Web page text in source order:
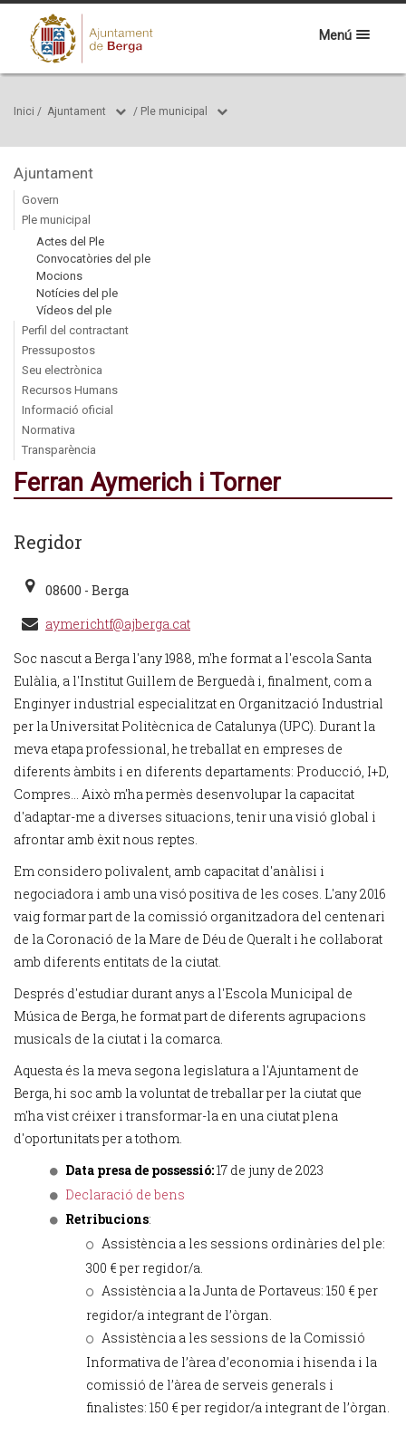
Menú
Inici / Ajuntament / Ple municipal
Ajuntament
Govern
Ple municipal
Actes del Ple
Convocatòries del ple
Mocions
Notícies del ple
Vídeos del ple
Perfil del contractant
Pressupostos
Seu electrònica
Recursos Humans
Informació oficial
Normativa
Transparència
Ferran Aymerich i Torner
Regidor
08600 - Berga
aymerichtf@ajberga.cat
Soc nascut a Berga l'any 1988, m'he format a l'escola Santa
Eulàlia, a l'Institut Guillem de Berguedà i, finalment, com a
Enginyer industrial especialitzat en Organització Industrial
per la Universitat Politècnica de Catalunya (UPC). Durant la
meva etapa professional, he treballat en empreses de
diferents àmbits i en diferents departaments: Producció, I+D,
Compres... Això m'ha permès desenvolupar la capacitat
d'adaptar-me a diverses situacions, tenir una visió global i
afrontar amb èxit nous reptes.
Em considero polivalent, amb capacitat d'anàlisi i
negociadora i amb una visó positiva de les coses. L'any 2016
vaig formar part de la comissió organitzadora del centenari
de la Coronació de la Mare de Déu de Queralt i he col·laborat
amb diferents entitats de la ciutat.
Després d'estudiar durant anys a l'Escola Municipal de
Música de Berga, he format part de diferents agrupacions
musicals de la ciutat i la comarca.
Aquesta és la meva segona legislatura a l'Ajuntament de
Berga, hi soc amb la voluntat de treballar per la ciutat que
m'ha vist créixer i transformar-la en una ciutat plena
d'oportunitats per a tothom.
Data presa de possessió:17 de juny de 2023
Declaració de bens
Retribucions:
Assistència a les sessions ordinàries del ple:
300 € per regidor/a.
Assistència a la Junta de Portaveus: 150 € per
regidor/a integrant de l’òrgan.
Assistència a les sessions de la Comissió
Informativa de l’àrea d’economia i hisenda i la
comissió de l’àrea de serveis generals i
finalistes: 150 € per regidor/a integrant de l’òrgan.